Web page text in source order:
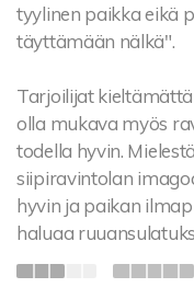
tyylinen paikka eikä
täyttämään nälkä".
Tarjoilijat
olla mukava myös
todella hyvin.
siipiravintolan
hyvin ja paikan
haluaa